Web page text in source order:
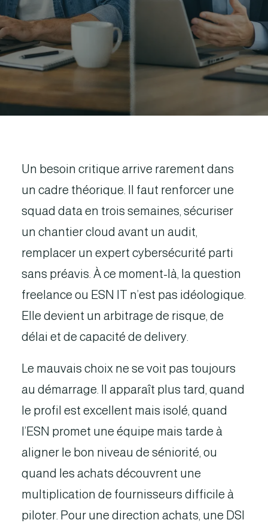
Un besoin critique arrive rarement dans
un cadre théorique. Il faut renforcer une
squad data en trois semaines, sécuriser
un chantier cloud avant un audit,
remplacer un expert cybersécurité parti
sans préavis. À ce moment-là, la question
freelance ou ESN IT n’est pas idéologique.
Elle devient un arbitrage de risque, de
délai et de capacité de delivery.
Le mauvais choix ne se voit pas toujours
au démarrage. Il apparaît plus tard, quand
le profil est excellent mais isolé, quand
l’ESN promet une équipe mais tarde à
aligner le bon niveau de séniorité, ou
quand les achats découvrent une
multiplication de fournisseurs difficile à
piloter. Pour une direction achats, une DSI